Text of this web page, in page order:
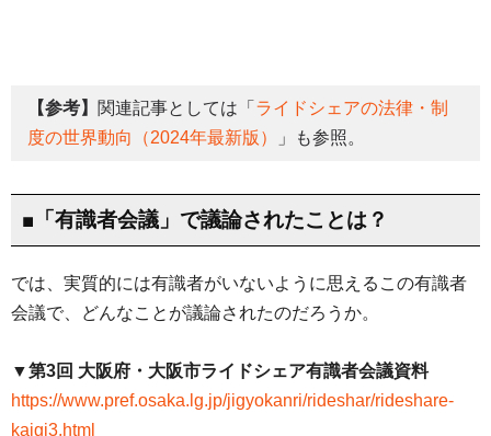
【参考】 関連記事としては「 ライドシェアの法律・制
度の世界動向（2024年最新版）
」も参照。
■「有識者会議」で議論されたことは？
では、実質的には有識者がいないように思えるこの有識者
会議で、どんなことが議論されたのだろうか。
▼第3回 大阪府・大阪市ライドシェア有識者会議資料
https://www.pref.osaka.lg.jp/jigyokanri/rideshar/rideshare-
kaigi3.html